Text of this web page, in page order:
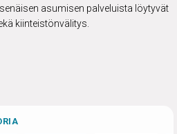
asumisen palveluista löytyvät
kiinteistönvälitys.